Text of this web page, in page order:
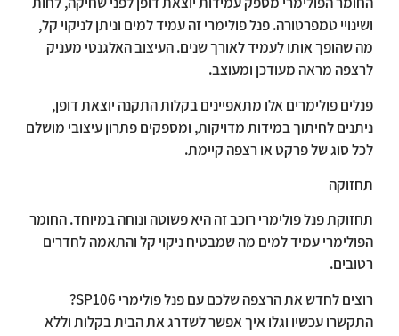
ושינויי טמפרטורה. פנל פולימרי זה עמיד למים וניתן לניקוי קל,
מה שהופך אותו לעמיד לאורך שנים. העיצוב האלגנטי מעניק
לרצפה מראה מעודכן ומעוצב.
פנלים פולימרים אלו מתאפיינים בקלות התקנה יוצאת דופן,
ניתנים לחיתוך במידות מדויקות, ומספקים פתרון עיצובי מושלם
לכל סוג של פרקט או רצפה קיימת.
תחזוקה
תחזוקת פנל פולימרי רוכב זה היא פשוטה ונוחה במיוחד. החומר
הפולימרי עמיד למים מה שמבטיח ניקוי קל והתאמה לחדרים
רטובים.
רוצים לחדש את הרצפה שלכם עם פנל פולימרי SP106?
התקשרו עכשיו וגלו איך אפשר לשדרג את הבית בקלות וללא